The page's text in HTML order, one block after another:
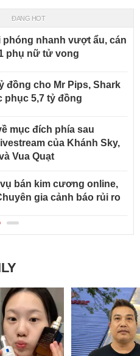
ĐANG HOT
phóng nhanh vượt ẩu, cán
phụ nữ tử vong
đồng cho Mr Pips, Shark
phục 5,7 tỷ đồng
mục đích phía sau
của Khánh Sky,
Vua Quạt
bán kim cương online,
gia cảnh báo rủi ro